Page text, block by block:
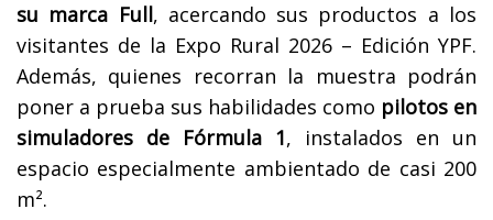
su marca Full, acercando sus productos a los
visitantes de la Expo Rural 2026 – Edición YPF.
Además, quienes recorran la muestra podrán
poner a prueba sus habilidades como pilotos en
simuladores de Fórmula 1, instalados en un
espacio especialmente ambientado de casi 200
m².